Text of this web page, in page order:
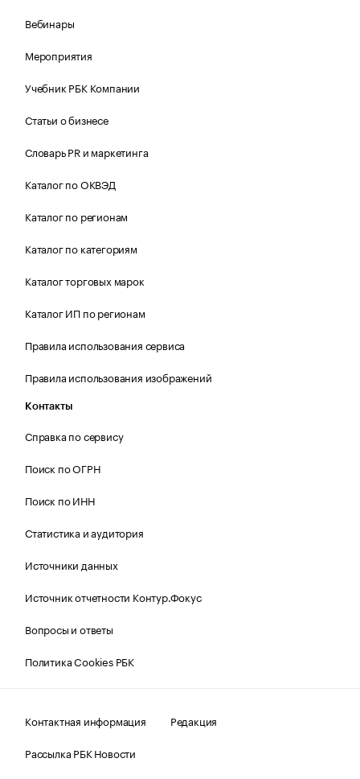
Вебинары
Мероприятия
Учебник РБК Компании
Статьи о бизнесе
Словарь PR и маркетинга
Каталог по ОКВЭД
Каталог по регионам
Каталог по категориям
Каталог торговых марок
Каталог ИП по регионам
Правила использования сервиса
Правила использования изображений
Контакты
Справка по сервису
Поиск по ОГРН
Поиск по ИНН
Статистика и аудитория
Источники данных
Источник отчетности Контур.Фокус
Вопросы и ответы
Политика Cookies РБК
Контактная информация
Редакция
Рассылка РБК Новости